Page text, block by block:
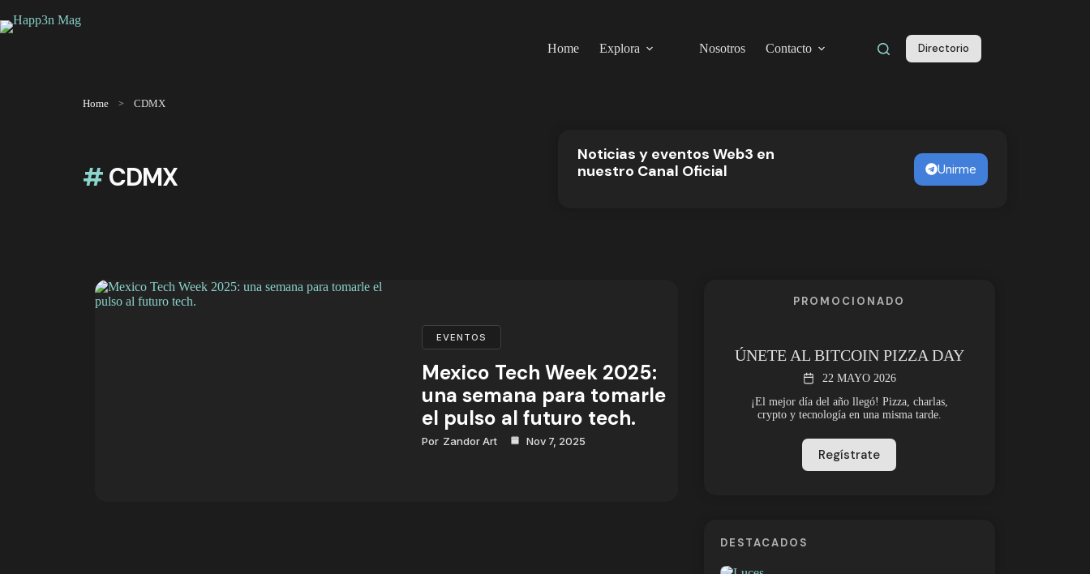
al
contenido
Home
Explora Nosotros Contacto Directorio
Home CDMX
# CDMX
Noticias y eventos Web3 en
nuestro Canal Oficial
Unirme
EVENTOS
Mexico Tech Week 2025:
una semana para tomarle
el pulso al futuro tech.
Por Zandor Art Nov 7, 2025
PROMOCIONADO
ÚNETE AL BITCOIN PIZZA DAY
22 MAYO 2026
¡El mejor día del año llegó! Pizza, charlas,
crypto y tecnología en una misma tarde.
Regístrate
DESTACADOS